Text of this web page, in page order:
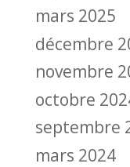
mars 2025
décembre
novembre
octobre
septembre
mars 2024